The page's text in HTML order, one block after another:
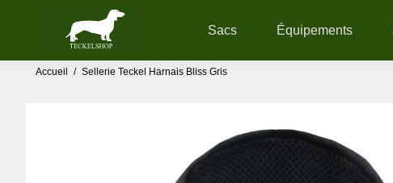
Sacs Équipements
Accueil / Sellerie Teckel Harnais Bliss Gris